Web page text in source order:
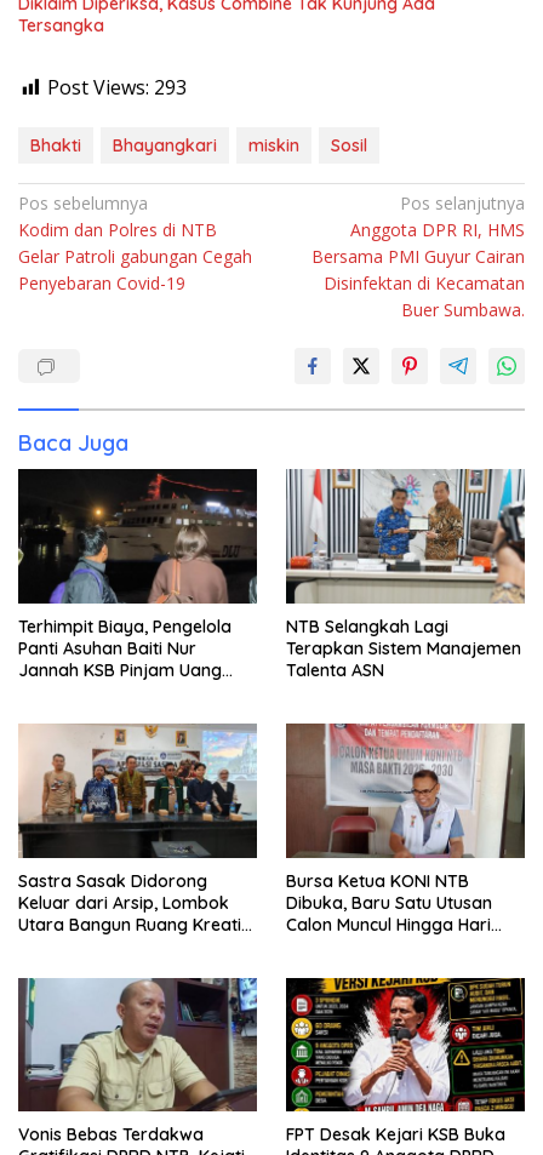
Tersangka
Post Views: 293
Bhakti Bhayangkari miskin Sosil
Navigasi
pos
Pos sebelumnya
Kodim dan Polres di NTB
Gelar Patroli gabungan Cegah
Penyebaran Covid-19
Pos selanjutnya
Anggota DPR RI, HMS
Bersama PMI Guyur Cairan
Disinfektan di Kecamatan
Buer Sumbawa.
Baca Juga
Terhimpit Biaya, Pengelola
Panti Asuhan Baiti Nur
Jannah KSB Pinjam Uang
Kunjung Tuntas
NTB Selangkah Lagi
Terapkan Sistem Manajemen
Talenta ASN
Sastra Sasak Didorong
Keluar dari Arsip, Lombok
Utara Bangun Ruang Kreatif
Bursa Ketua KONI NTB
Dibuka, Baru Satu Utusan
Calon Muncul Hingga Hari
Vonis Bebas Terdakwa
FPT Desak Kejari KSB Buka